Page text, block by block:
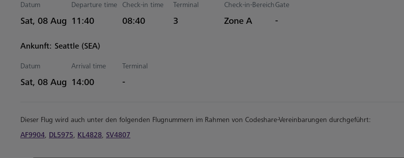
Datum
Sat, 08 Aug
Departure time
Estimated Uhrzeiten
11:40
Check-in time
08:40
Terminal
3
Check-in-Bereich
Zone A
Gate
-
Ankunft: Seattle (SEA)
Datum
Sat, 08 Aug
Arrival time
Estimated Uhrzeiten
14:00
Terminal
-
Dieser Flug wird auch unter den folgenden Flugnummern im Rahmen von Codeshare-Vereinbarungen durchgeführt:
AF9904, DL5975, KL4828, SV4807